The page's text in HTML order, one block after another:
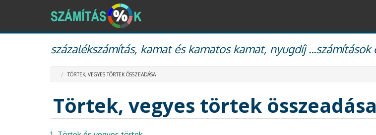
százalékszámítás, kamat és kamatos kamat, nyugdíj
TÖRTEK, VEGYES TÖRTEK ÖSSZEADÁSA
Törtek, vegyes törtek összeadása